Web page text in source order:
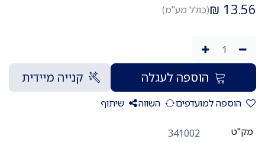
13.56
₪(כולל מע"מ)
הוספה לעגלה קנייה מיידית
הוספה למועדפים השווה שיתוף
מק"ט
341002